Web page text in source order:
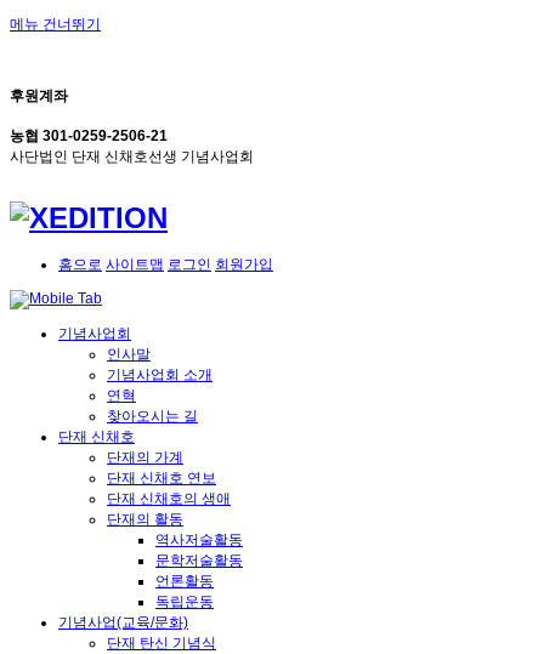
메뉴 건너뛰기
후원계좌
농협 301-0259-2506-21
사단법인 단재 신채호선생 기념사업회
홈으로 사이트맵 로그인 회원가입
기념사업회
인사말
기념사업회 소개
연혁
찾아오시는 길
단재 신채호
단재의 가계
단재 신채호 연보
단재 신채호의 생애
단재의 활동
역사저술활동
문학저술활동
언론활동
독립운동
기념사업(교육/문화)
단재 탄신 기념식